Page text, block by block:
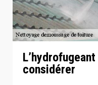
considérer